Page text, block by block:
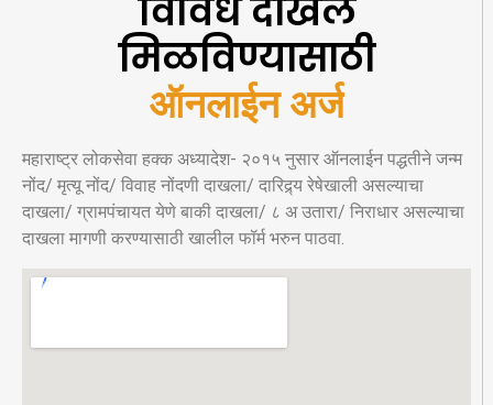
विविध दाखले
मिळविण्यासाठी
ऑनलाईन अर्ज
महाराष्ट्र लोकसेवा हक्क अध्यादेश- २०१५ नुसार ऑनलाईन पद्धतीने जन्म
नोंद/ मृत्यू नोंद/ विवाह नोंदणी दाखला/ दारिद्र्य रेषेखाली असल्याचा
दाखला/ ग्रामपंचायत येणे बाकी दाखला/ ८ अ उतारा/ निराधार असल्याचा
दाखला मागणी करण्यासाठी खालील फॉर्म भरुन पाठवा.